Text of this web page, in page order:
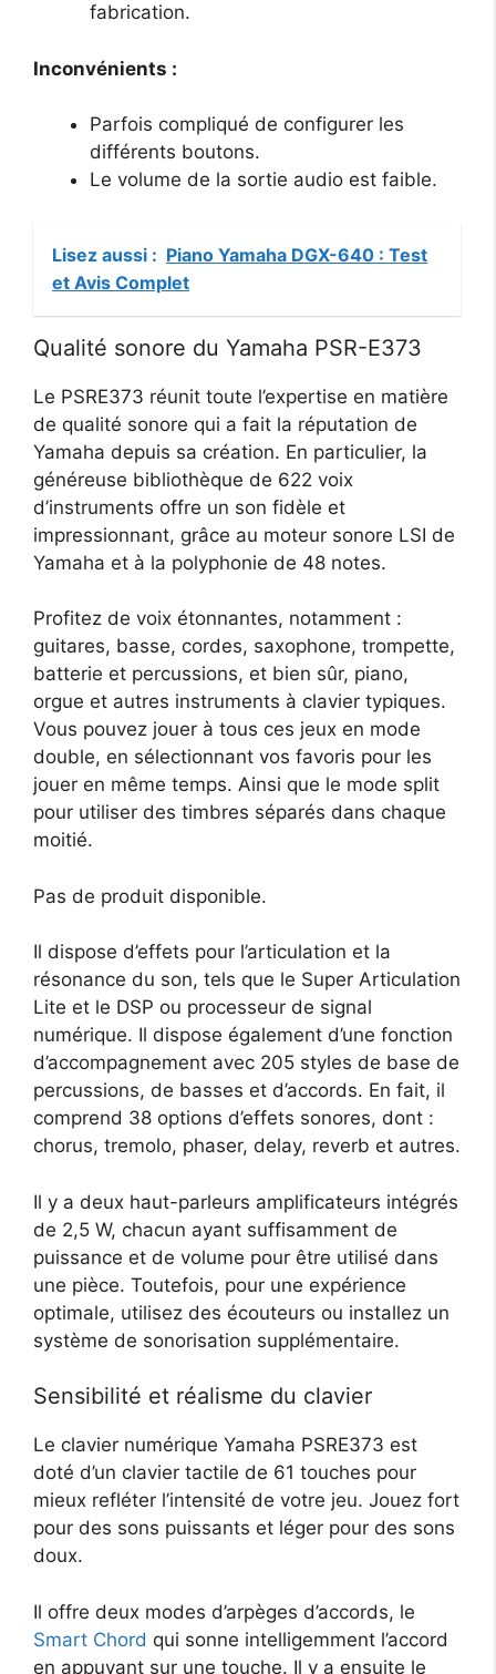
fabrication.
Inconvénients :
Parfois compliqué de configurer les
différents boutons.
Le volume de la sortie audio est faible.
Lisez aussi : Piano Yamaha DGX-640 : Test
et Avis Complet
Qualité sonore du Yamaha PSR-E373
Le PSRE373 réunit toute l’expertise en matière
de qualité sonore qui a fait la réputation de
Yamaha depuis sa création. En particulier, la
généreuse bibliothèque de 622 voix
d’instruments offre un son fidèle et
impressionnant, grâce au moteur sonore LSI de
Yamaha et à la polyphonie de 48 notes.
Profitez de voix étonnantes, notamment :
guitares, basse, cordes, saxophone, trompette,
batterie et percussions, et bien sûr, piano,
orgue et autres instruments à clavier typiques.
Vous pouvez jouer à tous ces jeux en mode
double, en sélectionnant vos favoris pour les
jouer en même temps. Ainsi que le mode split
pour utiliser des timbres séparés dans chaque
moitié.
Pas de produit disponible.
Il dispose d’effets pour l’articulation et la
résonance du son, tels que le Super Articulation
Lite et le DSP ou processeur de signal
numérique. Il dispose également d’une fonction
d’accompagnement avec 205 styles de base de
percussions, de basses et d’accords. En fait, il
comprend 38 options d’effets sonores, dont :
chorus, tremolo, phaser, delay, reverb et autres.
Il y a deux haut-parleurs amplificateurs intégrés
de 2,5 W, chacun ayant suffisamment de
puissance et de volume pour être utilisé dans
une pièce. Toutefois, pour une expérience
optimale, utilisez des écouteurs ou installez un
système de sonorisation supplémentaire.
Sensibilité et réalisme du clavier
Le clavier numérique Yamaha PSRE373 est
doté d’un clavier tactile de 61 touches pour
mieux refléter l’intensité de votre jeu. Jouez fort
pour des sons puissants et léger pour des sons
doux.
Il offre deux modes d’arpèges d’accords, le
Smart Chord qui sonne intelligemment l’accord
en appuyant sur une touche. Il y a ensuite le